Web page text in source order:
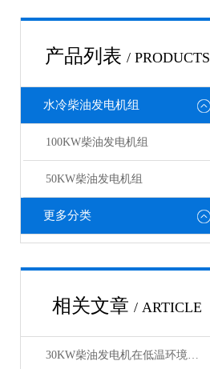
产品列表 / PRODUCTS
水冷柴油发电机组
100KW柴油发电机组
50KW柴油发电机组
更多分类
相关文章 / ARTICLE
30KW柴油发电机在低温环境下的启动技巧